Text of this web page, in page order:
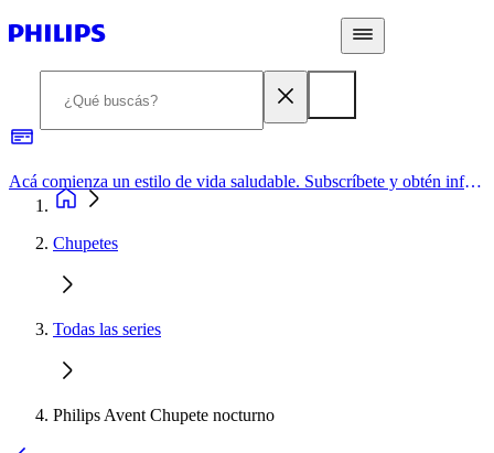
Acá comienza un estilo de vida saludable. Subscríbete y obtén información de primera mano
Chupetes
Todas las series
Philips Avent Chupete nocturno